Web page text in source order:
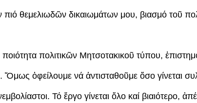
θεμελιωδῶν δικαιωμάτων μου, βιασμό τοῦ
ποιότητα πολιτικῶν Μητσοτακικοῦ τύπου,
ὀφείλουμε νά ἀντισταθοῦμε ὅσο γίνεται
Τό ἔργο γίνεται ὅλο καί βιαιότερο,